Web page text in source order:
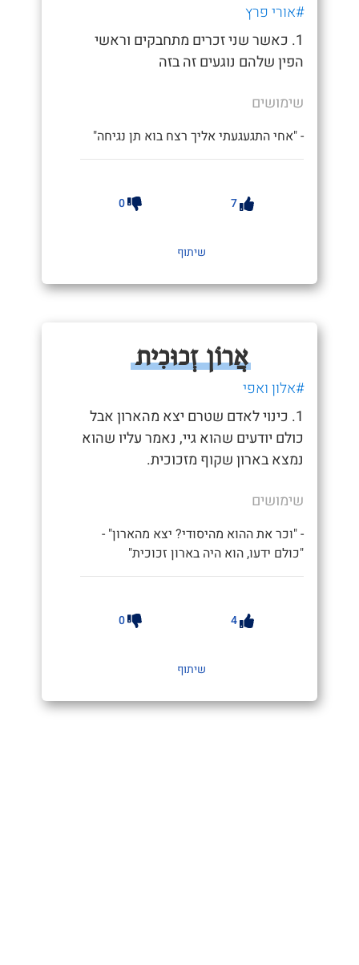
#אורי פרץ
1. כאשר שני זכרים מתחבקים וראשי
הפין שלהם נוגעים זה בזה
שימושים
- "אחי התגעגעתי אליך רצח בוא תן נגיחה"
7
0
שיתוף
אֲרוֹן זְכוּכִית
#אלון ואפי
1. כינוי לאדם שטרם יצא מהארון אבל
כולם יודעים שהוא גיי, נאמר עליו שהוא
נמצא בארון שקוף מזכוכית.
שימושים
- "וכר את ההוא מהיסודי? יצא מהארון" -
"כולם ידעו, הוא היה בארון זכוכית"
4
0
שיתוף